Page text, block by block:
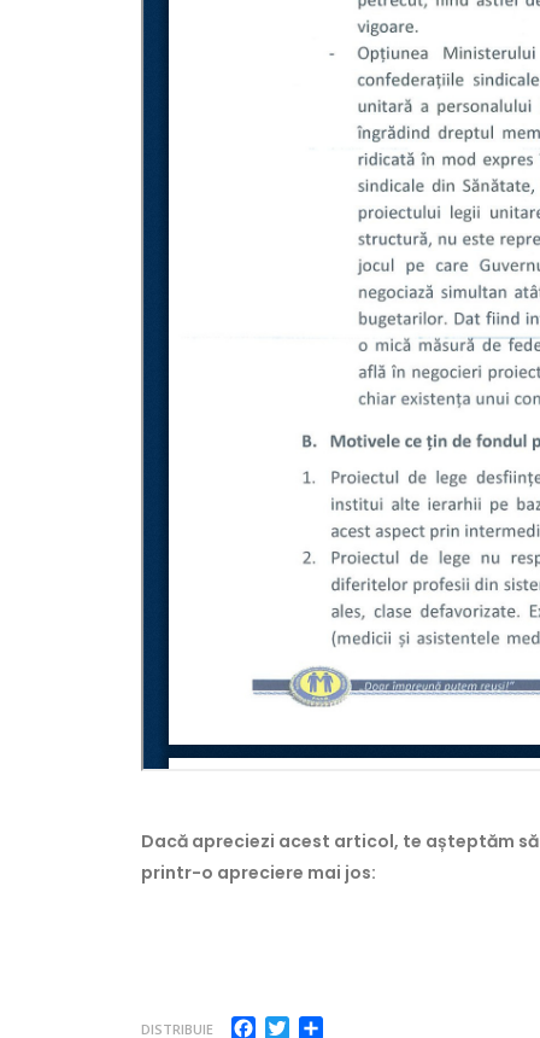
Dacă apreciezi acest articol, te așteptăm
printr-o apreciere mai jos:
DISTRIBUIE Facebook
Twitter